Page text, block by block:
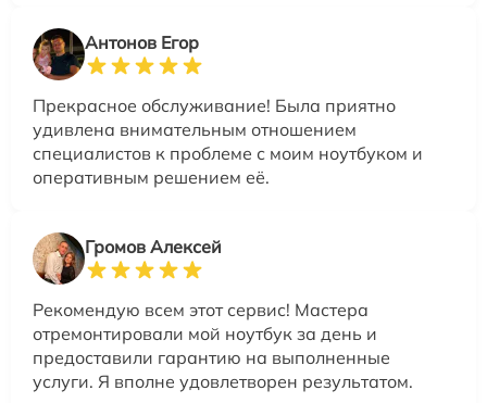
Антонов Егор
Прекрасное обслуживание! Была приятно
удивлена внимательным отношением
специалистов к проблеме с моим ноутбуком и
оперативным решением её.
Громов Алексей
Рекомендую всем этот сервис! Мастера
отремонтировали мой ноутбук за день и
предоставили гарантию на выполненные
услуги. Я вполне удовлетворен результатом.